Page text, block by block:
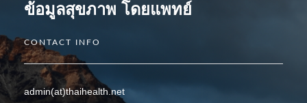
ข้อมูลสุขภาพ โดยแพทย์
CONTACT INFO
admin(at)thaihealth.net